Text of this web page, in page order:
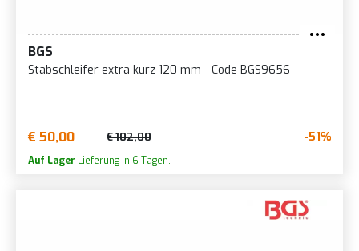
BGS
Stabschleifer extra kurz 120 mm - Code BGS9656
€ 50,00 € 102,00 -51%
Auf Lager Lieferung in 6 Tagen.